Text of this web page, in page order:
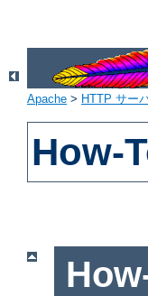
Apache > HTTP サー
How-